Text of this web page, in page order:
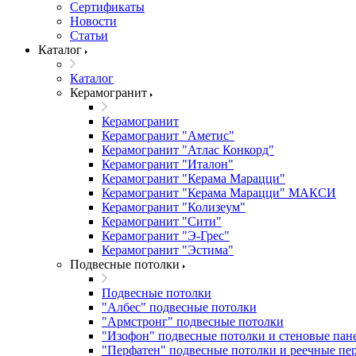
Сертификаты
Новости
Статьи
Каталог
Каталог
Керамогранит
Керамогранит
Керамогранит "Аметис"
Керамогранит "Атлас Конкорд"
Керамогранит "Италон"
Керамогранит "Керама Марацци"
Керамогранит "Керама Марацци" МАКСИ
Керамогранит "Колизеум"
Керамогранит "Сити"
Керамогранит "Э-Грес"
Керамогранит "Эстима"
Подвесные потолки
Подвесные потолки
"Албес" подвесные потолки
"Армстронг" подвесные потолки
"Изофон" подвесные потолки и стеновые
"Перфатен" подвесные потолки и реечные